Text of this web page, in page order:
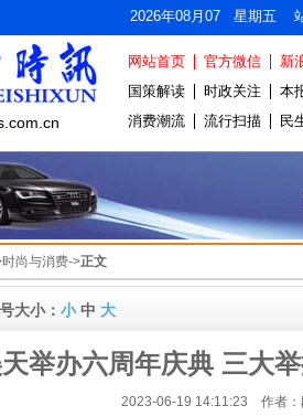
2026年08月07 星期五
网站首页 官方微信 新
国策解读
时政关注 本
消费潮流
流行扫描 民
时尚与消费->正文
大小： 小中 大
举办六周年庆典 三大
2023-06-19 14:11:23 作者：